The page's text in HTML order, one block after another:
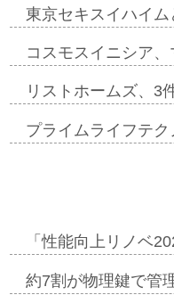
東京セキスイハイ
コスモスイニシア
リストホームズ、3
プライムライフテ
「性能向上リノベ
約7割が物理鍵で管